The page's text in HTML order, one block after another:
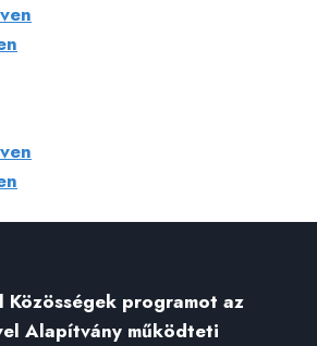
Közösségek programot az
Alapítvány működteti